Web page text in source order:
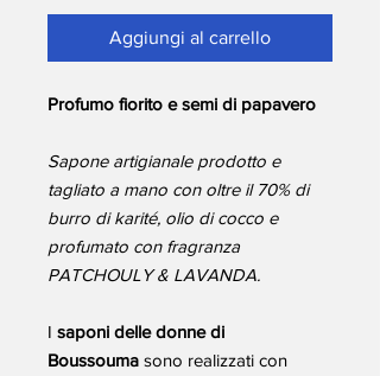
Aggiungi al carrello
Profumo fiorito e semi di papavero
Sapone artigianale prodotto e
tagliato a mano con oltre il 70% di
burro di karité, olio di cocco e
profumato con fragranza
PATCHOULY & LAVANDA.
I saponi delle donne di
Boussouma sono realizzati con